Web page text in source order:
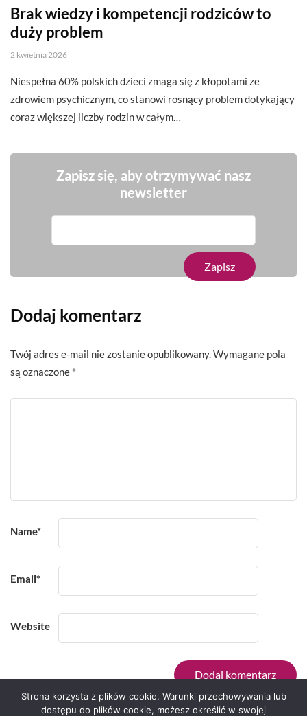
Brak wiedzy i kompetencji rodziców to
duży problem
2 kwietnia 2026
Niespełna 60% polskich dzieci zmaga się z kłopotami ze
zdrowiem psychicznym, co stanowi rosnący problem dotykający
coraz większej liczby rodzin w całym…
Zapisz się, aby otrzymywać nasz
newsletter
Dodaj komentarz
Twój adres e-mail nie zostanie opublikowany. Wymagane pola
są oznaczone *
Name*
Email*
Website
Strona korzysta z plików cookie. Warunki przechowywania lub
dostępu do plików cookie, możesz określić w swojej